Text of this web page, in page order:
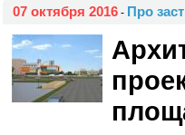
07 октября 2016 - Про